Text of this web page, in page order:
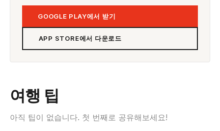
GOOGLE PLAY에서 받기
APP STORE에서 다운로드
여행 팁
아직 팁이 없습니다. 첫 번째로 공유해보세요!